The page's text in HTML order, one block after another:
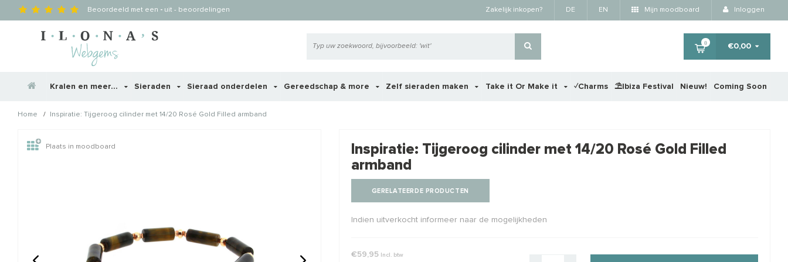
Beoordeeld met een - uit - beoordelingen Zakelijk inkopen? DE EN Mijn moodboard Inloggen
0 €0,00
Kralen en meer... Sieraden Sieraad onderdelen Gereedschap & more Zelf sieraden maken Take it Or Make it ✓Charms ⛱️Ibiza Festival Nieuw! Coming Soon
Home / Inspiratie: Tijgeroog cilinder met 14/20 Rosé Gold Filled armband
Wellicht zijn deze producten ook interessant voor je?
Plaats in moodboard
Inspiratie: Tijgeroog cilinder met 14/20 Rosé Gold Filled
armband
GERELATEERDE PRODUCTEN
Indien uitverkocht informeer naar de mogelijkheden
€59,95 Incl. btw